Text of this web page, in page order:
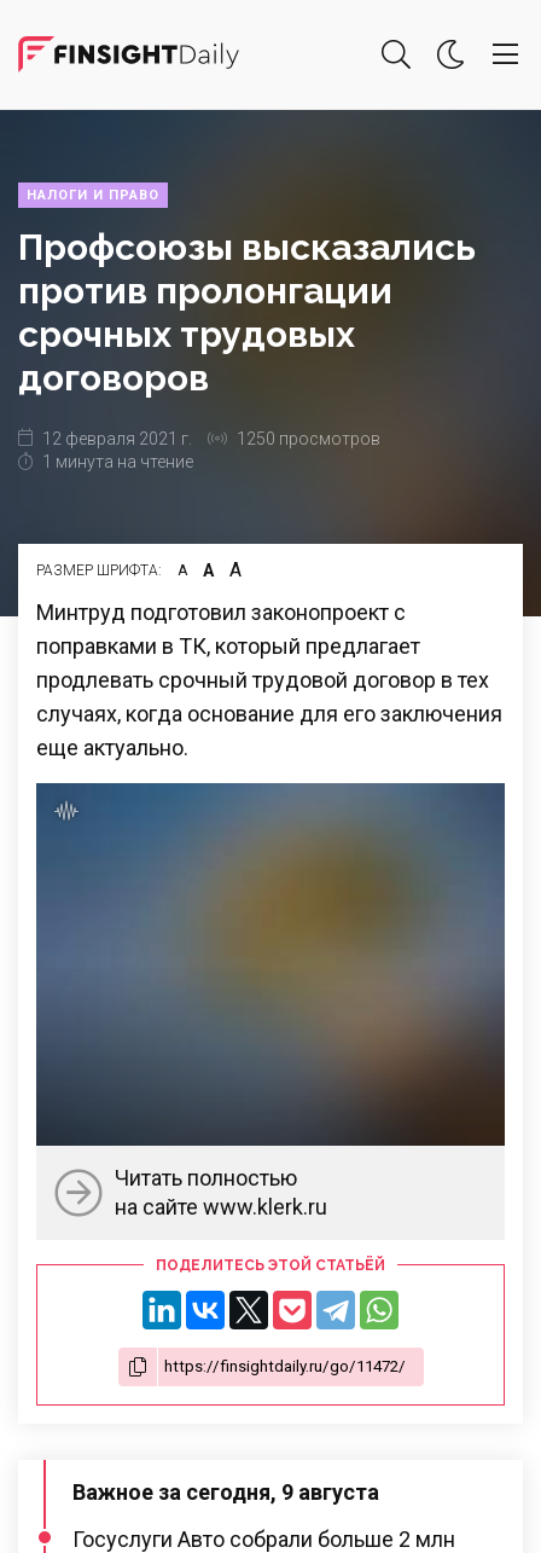
НАЛОГИ И ПРАВО
Профсоюзы высказались
против пролонгации
срочных трудовых
договоров
12 февраля 2021 г.
1250 просмотров
1 минута на чтение
РАЗМЕР ШРИФТА: А А А
Минтруд подготовил законопроект с
поправками в ТК, который предлагает
продлевать срочный трудовой договор в тех
случаях, когда основание для его заключения
еще актуально.
Читать полностью
на сайте www.klerk.ru
ПОДЕЛИТЕСЬ ЭТОЙ СТАТЬЁЙ
Важное за сегодня, 9 августа
Госуслуги Авто собрали больше 2 млн